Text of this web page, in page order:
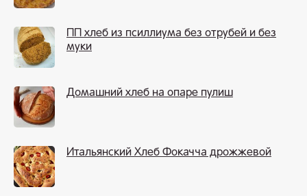
ПП хлеб из псиллиума без отрубей и без
муки
Домашний хлеб на опаре пулиш
Итальянский Хлеб Фокачча дрожжевой